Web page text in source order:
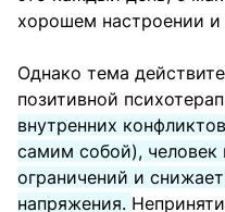
хорошем настроении
Однако тема
позитивной
внутренних
самим собой), человек
ограничений и
напряжения.